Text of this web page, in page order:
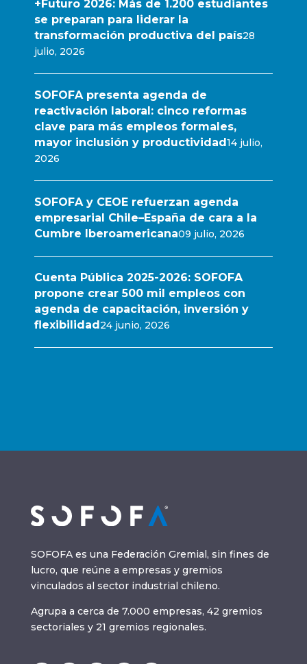
+Futuro 2026: Más de 1.200 estudiantes
se preparan para liderar la
transformación productiva del país28
julio, 2026
SOFOFA presenta agenda de
reactivación laboral: cinco reformas
clave para más empleos formales,
mayor inclusión y productividad14 julio,
2026
SOFOFA y CEOE refuerzan agenda
empresarial Chile–España de cara a la
Cumbre Iberoamericana09 julio, 2026
Cuenta Pública 2025-2026: SOFOFA
propone crear 500 mil empleos con
agenda de capacitación, inversión y
flexibilidad24 junio, 2026
SOFOFA es una Federación Gremial, sin fines de
lucro, que reúne a empresas y gremios
vinculados al sector industrial chileno.
Agrupa a cerca de 7.000 empresas, 42 gremios
sectoriales y 21 gremios regionales.